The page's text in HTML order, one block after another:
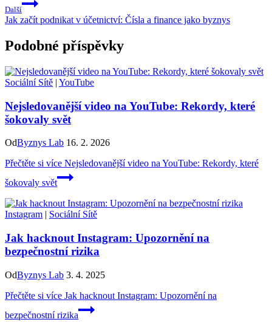
Další
Jak začít podnikat v účetnictví: Čísla a finance jako byznys
Podobné příspěvky
Sociální Sítě | YouTube
Nejsledovanější video na YouTube: Rekordy, které
šokovaly svět
OdByznys Lab 16. 2. 2026
Přečtěte si více Nejsledovanější video na YouTube: Rekordy, které
šokovaly svět
Instagram | Sociální Sítě
Jak hacknout Instagram: Upozornění na
bezpečnostní rizika
OdByznys Lab 3. 4. 2025
Přečtěte si více Jak hacknout Instagram: Upozornění na
bezpečnostní rizika